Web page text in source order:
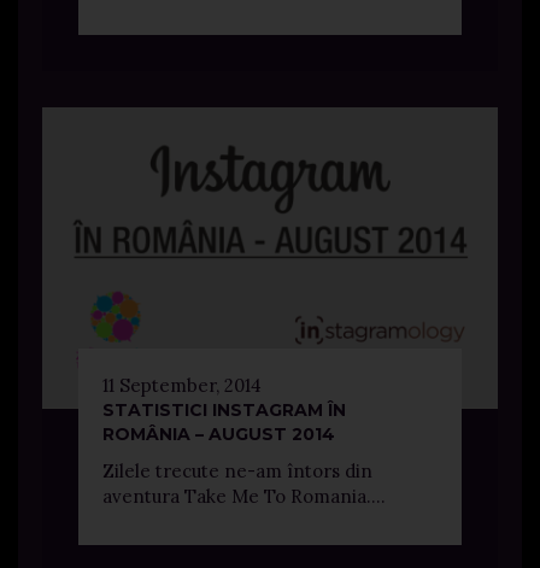
11 September, 2014
STATISTICI INSTAGRAM ÎN
ROMÂNIA – AUGUST 2014
Zilele trecute ne-am întors din
aventura Take Me To Romania....